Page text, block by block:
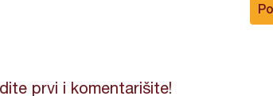
prvi i komentarišite!